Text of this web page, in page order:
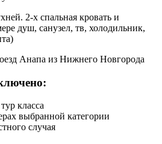
2-х спальная кровать и
душ, санузел, тв, холодильник,
класса
выбранной категории
случая